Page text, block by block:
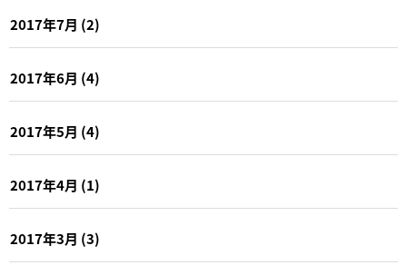
2017年7月 (2)
2017年6月 (4)
2017年5月 (4)
2017年4月 (1)
2017年3月 (3)